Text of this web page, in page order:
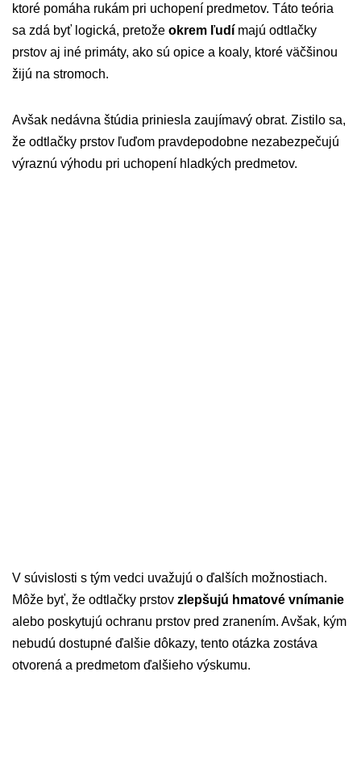
ktoré pomáha rukám pri uchopení predmetov. Táto teória
sa zdá byť logická, pretože okrem ľudí majú odtlačky
prstov aj iné primáty, ako sú opice a koaly, ktoré väčšinou
žijú na stromoch.
Avšak nedávna štúdia priniesla zaujímavý obrat. Zistilo sa,
že odtlačky prstov ľuďom pravdepodobne nezabezpečujú
výraznú výhodu pri uchopení hladkých predmetov.
V súvislosti s tým vedci uvažujú o ďalších možnostiach.
Môže byť, že odtlačky prstov zlepšujú hmatové vnímanie
alebo poskytujú ochranu prstov pred zranením. Avšak, kým
nebudú dostupné ďalšie dôkazy, tento otázka zostáva
otvorená a predmetom ďalšieho výskumu.